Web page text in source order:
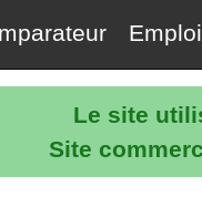
Le site
Site
Emploi